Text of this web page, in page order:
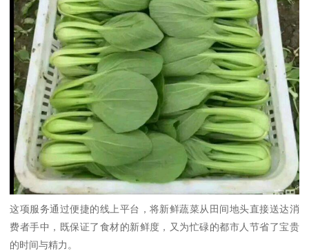
这项服务通过便捷的线上平台，将新鲜蔬菜从田间地头直接送达消
费者手中，既保证了食材的新鲜度，又为忙碌的都市人节省了宝贵
的时间与精力。